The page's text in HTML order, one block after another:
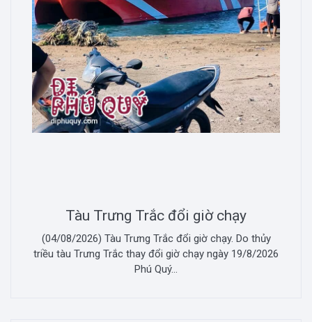
Tàu Trưng Trắc đổi giờ chạy
(04/08/2026) Tàu Trưng Trắc đổi giờ chạy. Do thủy
triều tàu Trưng Trắc thay đổi giờ chạy ngày 19/8/2026
Phú Quý...